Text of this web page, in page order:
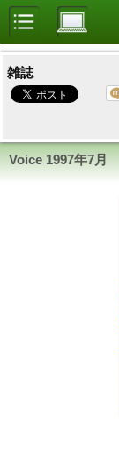
雑誌
Voice 1997年7月